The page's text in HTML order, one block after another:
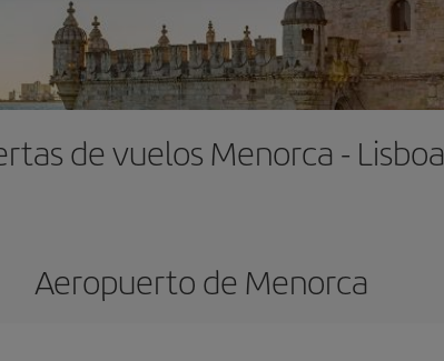
de vuelos Menorca - Lisboa
Aeropuerto de Menorca